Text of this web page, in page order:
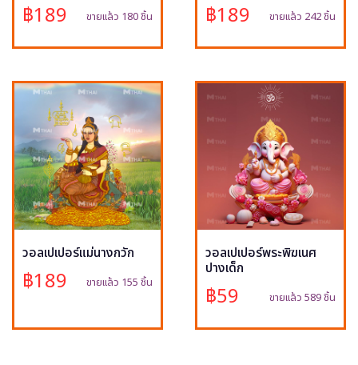
฿189 ขายแล้ว 180 ชิ้น ฿189 ขายแล้ว 242 ชิ้น
วอลเปเปอร์แม่นางกวัก
฿189 ขายแล้ว 155 ชิ้น
วอลเปเปอร์พระพิฆเนศ
ปางเด็ก
฿59 ขายแล้ว 589 ชิ้น